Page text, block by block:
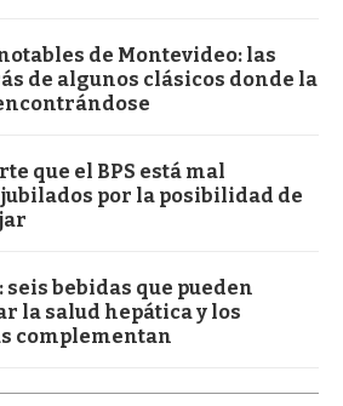
de Montevideo: las
de algunos clásicos donde la
que el BPS está mal
por la posibilidad de
bebidas que pueden
la salud hepática y los
complementan